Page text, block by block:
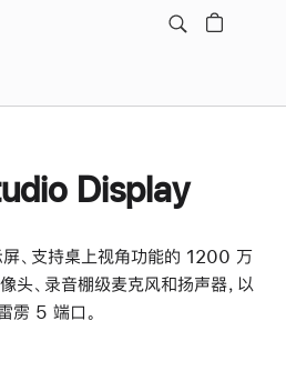
Display
、支持桌上视角功能的 1200 万
、录音棚级麦克风和扬声器，以
雳 5 端口。